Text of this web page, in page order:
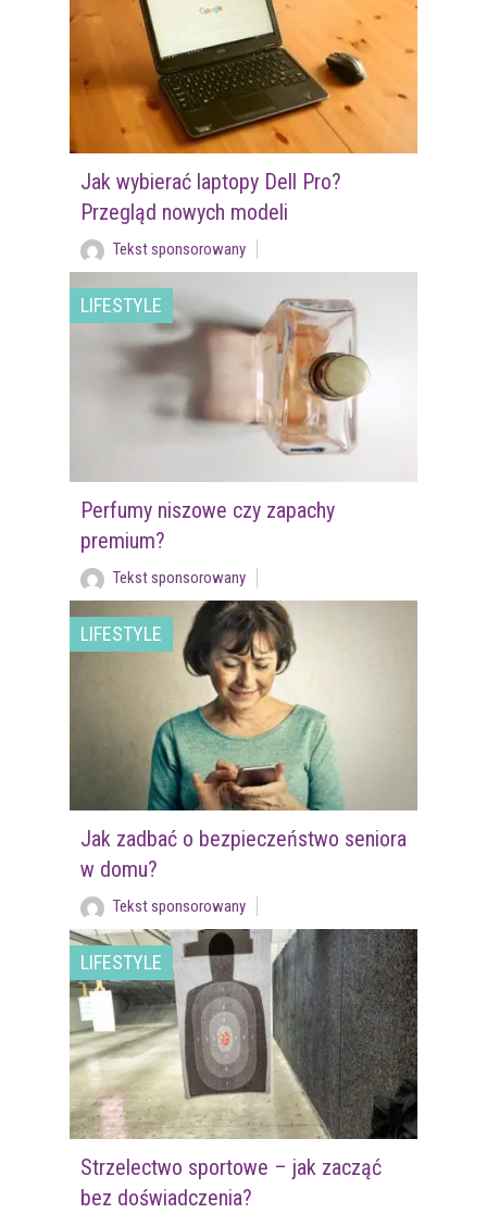
Jak wybierać laptopy Dell Pro?
Przegląd nowych modeli
Tekst sponsorowany
LIFESTYLE
Perfumy niszowe czy zapachy
premium?
Tekst sponsorowany
LIFESTYLE
Jak zadbać o bezpieczeństwo seniora
w domu?
Tekst sponsorowany
LIFESTYLE
Strzelectwo sportowe – jak zacząć
bez doświadczenia?